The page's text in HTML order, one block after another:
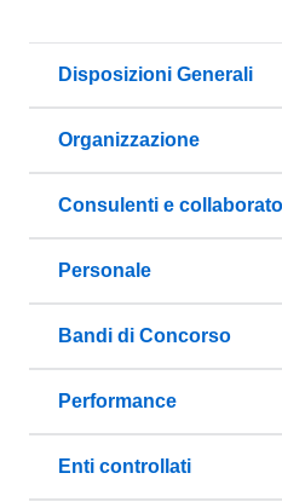
Disposizioni Generali
Organizzazione
Consulenti e
Personale
Bandi di Concorso
Performance
Enti controllati